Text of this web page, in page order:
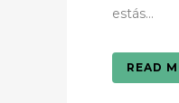
estás...
READ